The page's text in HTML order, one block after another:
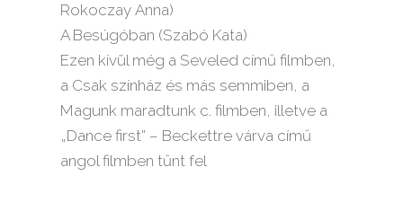
Rokoczay Anna)
A Besúgóban (Szabó Kata)
Ezen kívül még a Seveled című filmben,
a Csak színház és más semmiben, a
Magunk maradtunk c. filmben, illetve a
„Dance first” – Beckettre várva című
angol filmben tűnt fel